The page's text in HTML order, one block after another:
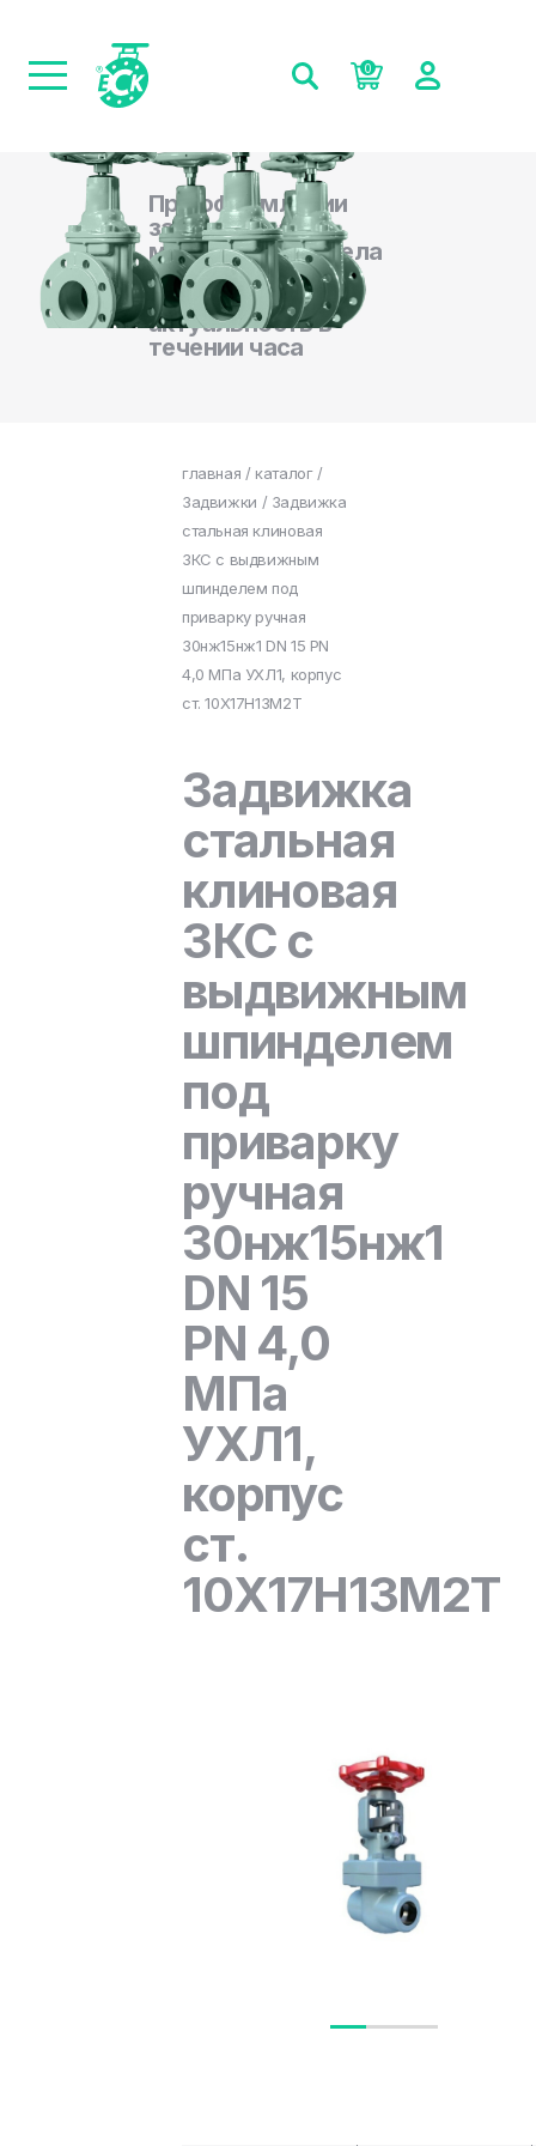
0
При оформлении
заказа на сайте,
менеджеры отдела
продаж
подтверждают
актуальность в
течении часа
главная / каталог/
Задвижки / Задвижка
стальная клиновая
ЗКС с выдвижным
шпинделем под
приварку ручная
30нж15нж1 DN 15 PN
4,0 МПа УХЛ1, корпус
ст. 10Х17Н13М2Т
Задвижка
стальная
клиновая
ЗКС с
выдвижным
шпинделем
под
приварку
ручная
30нж15нж1
DN 15
PN 4,0
МПа
УХЛ1,
корпус
ст.
10Х17Н13М2Т